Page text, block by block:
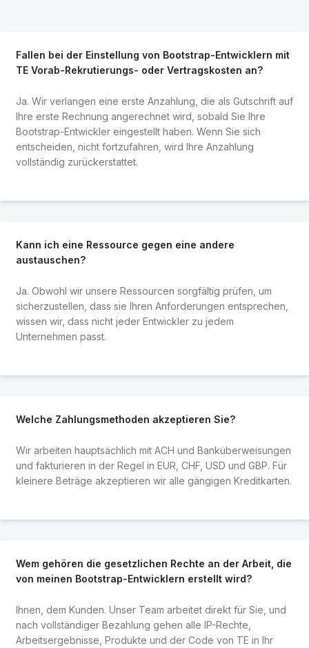
Fallen bei der Einstellung von Bootstrap-Entwicklern mit
TE Vorab-Rekrutierungs- oder Vertragskosten an?
Ja. Wir verlangen eine erste Anzahlung, die als Gutschrift auf
Ihre erste Rechnung angerechnet wird, sobald Sie Ihre
Bootstrap-Entwickler eingestellt haben. Wenn Sie sich
entscheiden, nicht fortzufahren, wird Ihre Anzahlung
vollständig zurückerstattet.
Kann ich eine Ressource gegen eine andere
austauschen?
Ja. Obwohl wir unsere Ressourcen sorgfältig prüfen, um
sicherzustellen, dass sie Ihren Anforderungen entsprechen,
wissen wir, dass nicht jeder Entwickler zu jedem
Unternehmen passt.
Welche Zahlungsmethoden akzeptieren Sie?
Wir arbeiten hauptsächlich mit ACH und Banküberweisungen
und fakturieren in der Regel in EUR, CHF, USD und GBP. Für
kleinere Beträge akzeptieren wir alle gängigen Kreditkarten.
Wem gehören die gesetzlichen Rechte an der Arbeit, die
von meinen Bootstrap-Entwicklern erstellt wird?
Ihnen, dem Kunden. Unser Team arbeitet direkt für Sie, und
nach vollständiger Bezahlung gehen alle IP-Rechte,
Arbeitsergebnisse, Produkte und der Code von TE in Ihr